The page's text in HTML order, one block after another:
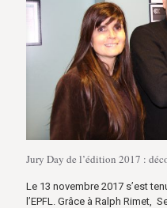
Jury Day de l’édition 2017 :
Le 13 novembre 2017 s’est
l’EPFL. Grâce à Ralph Rimet,